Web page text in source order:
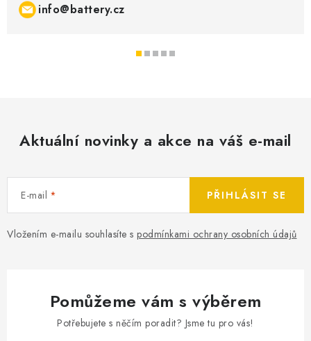
info@battery.cz
Aktuální novinky a akce na váš e-mail
E-mail
Vložením e-mailu souhlasíte s podmínkami ochrany osobních údajů
PŘIHLÁSIT SE
Pomůžeme vám s výběrem
Potřebujete s něčím poradit? Jsme tu pro vás!